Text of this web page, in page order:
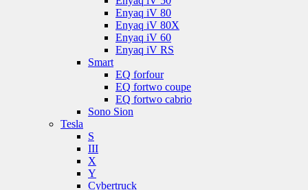
Enyaq iV 80
Enyaq iV 80X
Enyaq iV 60
Enyaq iV RS
Smart
EQ forfour
EQ fortwo coupe
EQ fortwo cabrio
Sono Sion
Tesla
S
III
X
Y
Cybertruck